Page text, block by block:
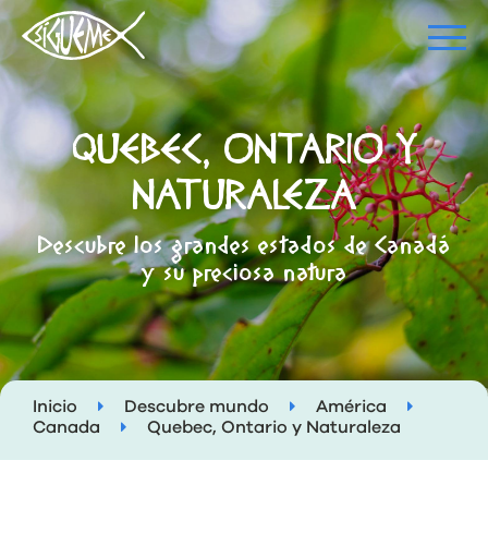
QUEBEC, ONTARIO Y
NATURALEZA
Descubre los grandes estados de Canadá
y su preciosa natura
Inicio Descubre mundo
América
Canada
Quebec, Ontario y Naturaleza